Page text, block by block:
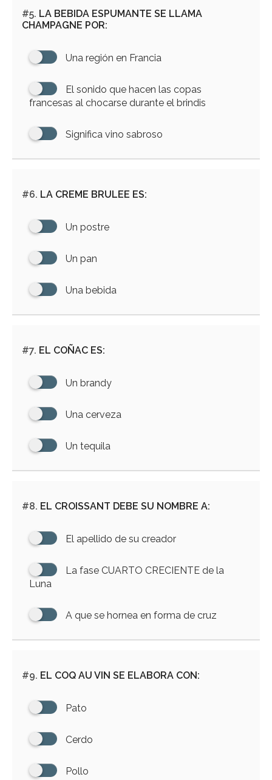
#5. LA BEBIDA ESPUMANTE SE LLAMA
CHAMPAGNE POR:
Una región en Francia
El sonido que hacen las copas
francesas al chocarse durante el brindis
Significa vino sabroso
#6. LA CREME BRULEE ES:
Un postre
Un pan
Una bebida
#7. EL COÑAC ES:
Un brandy
Una cerveza
Un tequila
#8. EL CROISSANT DEBE SU NOMBRE A:
El apellido de su creador
La fase CUARTO CRECIENTE de la
Luna
A que se hornea en forma de cruz
#9. EL COQ AU VIN SE ELABORA CON:
Pato
Cerdo
Pollo